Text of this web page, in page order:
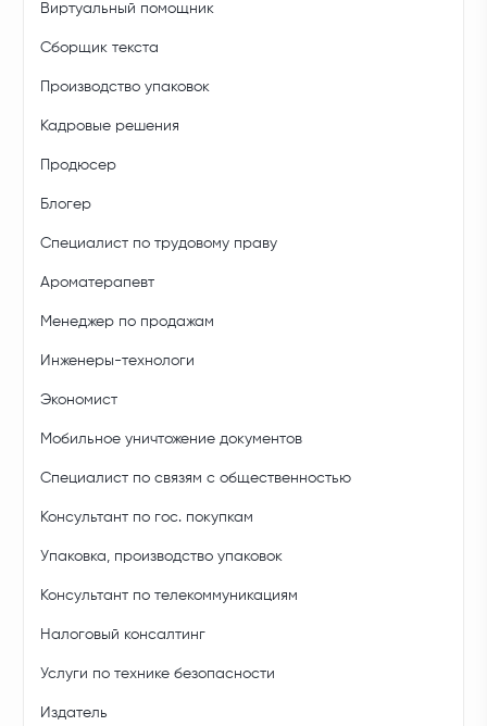
Виртуальный помощник
Сборщик текста
Производство упаковок
Кадровые решения
Продюсер
Блогер
Специалист по трудовому праву
Ароматерапевт
Менеджер по продажам
Инженеры-технологи
Экономист
Мобильное уничтожение документов
Специалист по связям с общественностью
Консультант по гос. покупкам
Упаковка, производство упаковок
Консультант по телекоммуникациям
Налоговый консалтинг
Услуги по технике безопасности
Издатель